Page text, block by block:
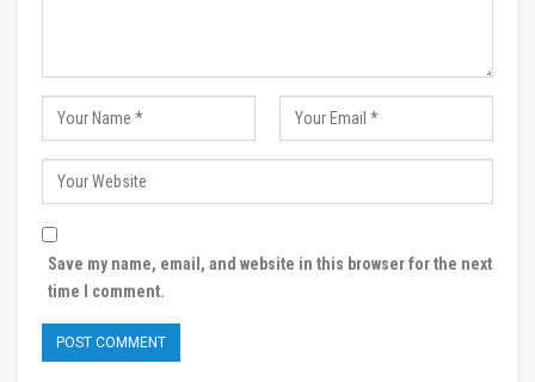
Save my name, email, and website in this browser for the next
time I comment.